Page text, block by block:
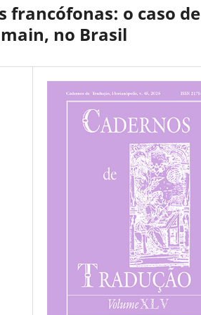
o caso de
no Brasil